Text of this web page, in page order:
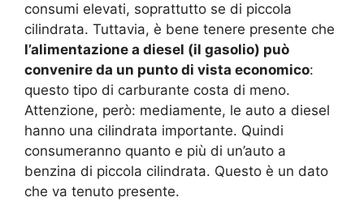
consumi elevati, soprattutto se di piccola
cilindrata. Tuttavia, è bene tenere presente che
l’alimentazione a diesel (il gasolio) può
convenire da un punto di vista economico:
questo tipo di carburante costa di meno.
Attenzione, però: mediamente, le auto a diesel
hanno una cilindrata importante. Quindi
consumeranno quanto e più di un’auto a
benzina di piccola cilindrata. Questo è un dato
che va tenuto presente.